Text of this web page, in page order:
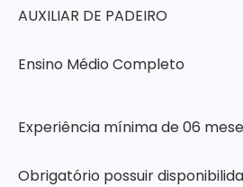
AUXILIAR DE PADEIRO
Ensino Médio Completo
Experiência mínima de 06
Obrigatório possuir